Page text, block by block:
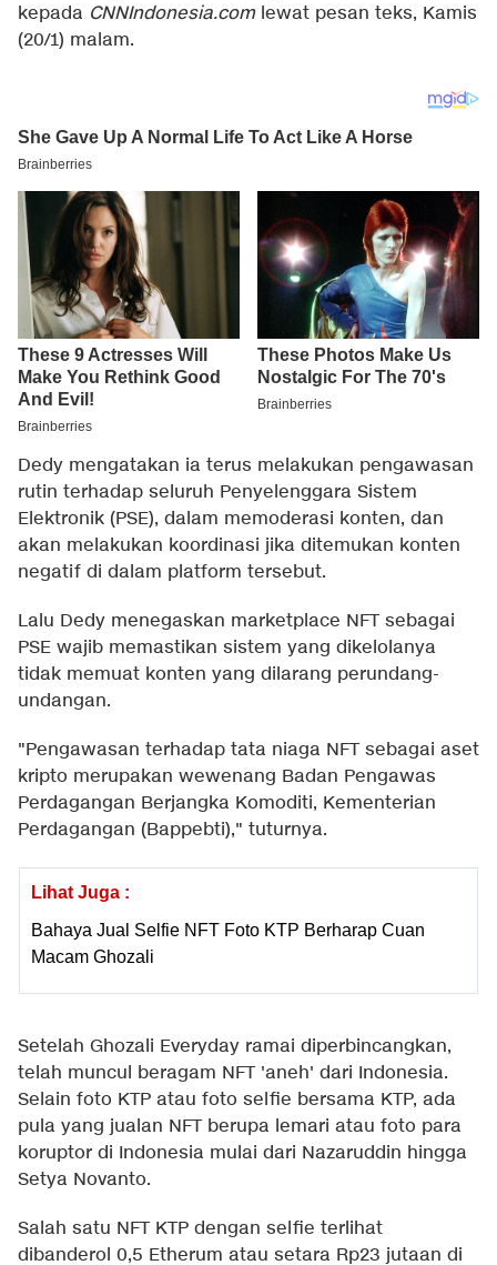
kepada CNNIndonesia.comlewat pesan teks, Kamis
(20/1) malam.
Dedy mengatakan ia terus melakukan pengawasan
rutin terhadap seluruh Penyelenggara Sistem
Elektronik (PSE), dalam memoderasi konten, dan
akan melakukan koordinasi jika ditemukan konten
negatif di dalam platform tersebut.
Lalu Dedy menegaskan marketplace NFT sebagai
PSE wajib memastikan sistem yang dikelolanya
tidak memuat konten yang dilarang perundang-
undangan.
"Pengawasan terhadap tata niaga NFT sebagai aset
kripto merupakan wewenang Badan Pengawas
Perdagangan Berjangka Komoditi, Kementerian
Perdagangan (Bappebti)," tuturnya.
Lihat Juga :
Bahaya Jual Selfie NFT Foto KTP Berharap Cuan
Macam Ghozali
Setelah Ghozali Everyday ramai diperbincangkan,
telah muncul beragam NFT 'aneh' dari Indonesia.
Selain foto KTP atau foto selfie bersama KTP, ada
pula yang jualan NFT berupa lemari atau foto para
koruptor di Indonesia mulai dari Nazaruddin hingga
Setya Novanto.
Salah satu NFT KTP dengan selfie terlihat
dibanderol 0,5 Etherum atau setara Rp23 jutaan di